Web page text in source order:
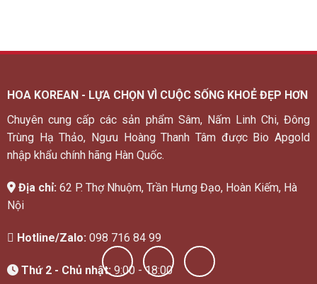
HOA KOREAN - LỰA CHỌN VÌ CUỘC SỐNG KHOẺ ĐẸP HƠN
Chuyên cung cấp các sản phẩm Sâm, Nấm Linh Chi, Đông
Trùng Hạ Thảo, Ngưu Hoàng Thanh Tâm được Bio Apgold
nhập khẩu chính hãng Hàn Quốc.
Địa chỉ: 62 P. Thợ Nhuộm, Trần Hưng Đạo, Hoàn Kiếm, Hà
Nội
Hotline/Zalo: 098 716 84 99
Thứ 2 - Chủ nhật: 9:00 - 18:00